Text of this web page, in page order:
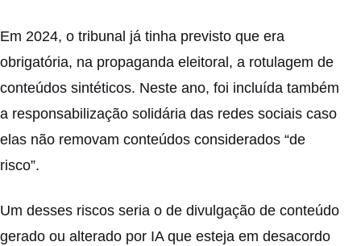
Em 2024, o tribunal já tinha previsto que era
obrigatória, na propaganda eleitoral, a rotulagem de
conteúdos sintéticos. Neste ano, foi incluída também
a responsabilização solidária das redes sociais caso
elas não removam conteúdos considerados “de
risco”.
Um desses riscos seria o de divulgação de conteúdo
gerado ou alterado por IA que esteja em desacordo